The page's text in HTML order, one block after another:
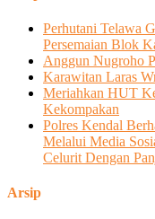
Perhutani Telawa
Persemaian Blok
Anggun Nugroho
Karawitan Laras
Meriahkan HUT
Kekompakan
Polres Kendal
Melalui Media
Celurit Dengan
Arsip